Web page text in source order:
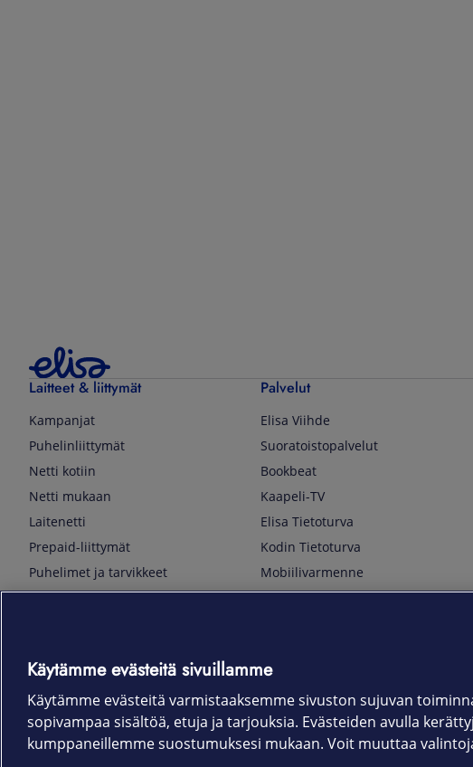
Laitteet & liittymät
Kampanjat
Puhelinliittymät
Netti kotiin
Netti mukaan
Laitenetti
Prepaid-liittymät
Puhelimet ja tarvikkeet
Tietotekniikka
Kodinkoneet
Kamerat ja dronet
Kellot ja rannekkeet
Älykoti
Palvelut
Elisa Viihde
Suoratoistopalvelut
Bookbeat
Kaapeli-TV
Elisa Tietoturva
Kodin Tietoturva
Mobiilivarmenne
Kuka soittaa
Elisa Pilvilinna
Elisa Laiteturva
Elisa Rinnakkaisliittymät
Elisa Kotiturva -hälytysjärjestelmä
Käytämme evästeitä sivuillamme
Käytämme evästeitä varmistaaksemme sivuston sujuvan
sopivampaa sisältöä, etuja ja tarjouksia. Evästeiden avulla
kumppaneillemme suostumuksesi mukaan. Voit muuttaa